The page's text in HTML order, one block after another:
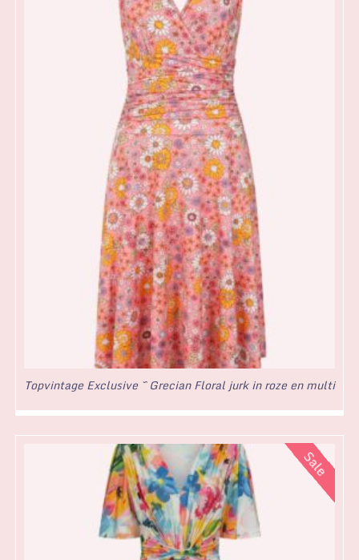
Topvintage Exclusive ~ Grecian Floral jurk in roze en multi